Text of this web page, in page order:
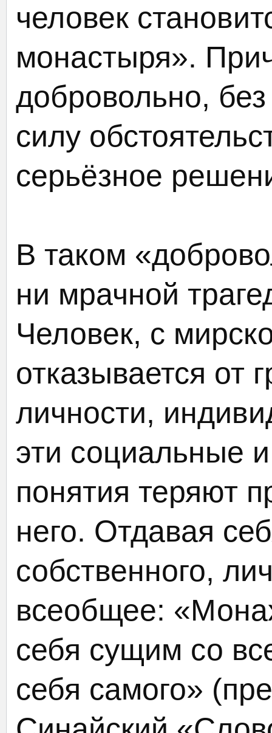
человек
монастыря».
добровольно,
силу
серьёзное
В таком
ни мрачной
Человек, с
отказывается от
личности,
эти социальные
понятия теряют
него. Отдавая
собственного,
всеобщее:
себя сущим со
себя самого»